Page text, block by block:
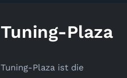
Tuning-Plaza
Tuning-Plaza ist die